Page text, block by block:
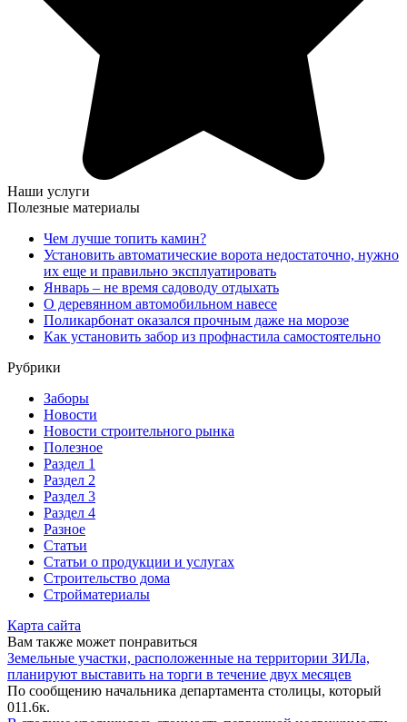
Наши услуги
Полезные материалы
Чем лучше топить камин?
Установить автоматические ворота недостаточно, нужно
их еще и правильно эксплуатировать
Январь – не время садоводу отдыхать
О деревянном автомобильном навесе
Поликарбонат оказался прочным даже на морозе
Как установить забор из профнастила самостоятельно
Рубрики
Заборы
Новости
Новости строительного рынка
Полезное
Раздел 1
Раздел 2
Раздел 3
Раздел 4
Разное
Статьи
Статьи o продукции и услугах
Строительство дома
Стройматериалы
Карта сайта
Вам также может понравиться
Земельные участки, расположенные на территории ЗИЛа,
планируют выставить на торги в течение двух месяцев
По сообщению начальника департамента столицы, который
011.6к.